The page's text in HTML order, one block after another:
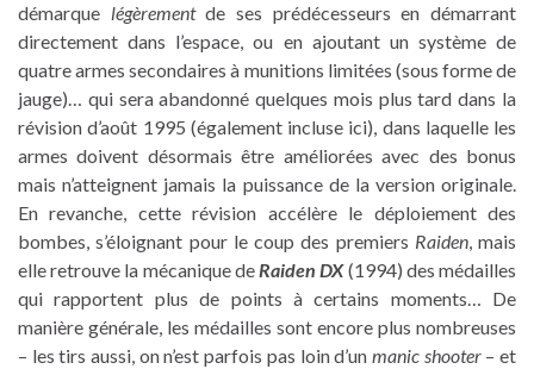
démarque légèrementde ses prédécesseurs en démarrant
directement dans l’espace, ou en ajoutant un système de
quatre armes secondaires à munitions limitées (sous forme de
jauge)… qui sera abandonné quelques mois plus tard dans la
révision d’août 1995 (également incluse ici), dans laquelle les
armes doivent désormais être améliorées avec des bonus
mais n’atteignent jamais la puissance de la version originale.
En revanche, cette révision accélère le déploiement des
bombes, s’éloignant pour le coup des premiers Raiden, mais
elle retrouve la mécanique deRaiden DX(1994) des médailles
qui rapportent plus de points à certains moments… De
manière générale, les médailles sont encore plus nombreuses
– les tirs aussi, on n’est parfois pas loin d’un manic shooter– et